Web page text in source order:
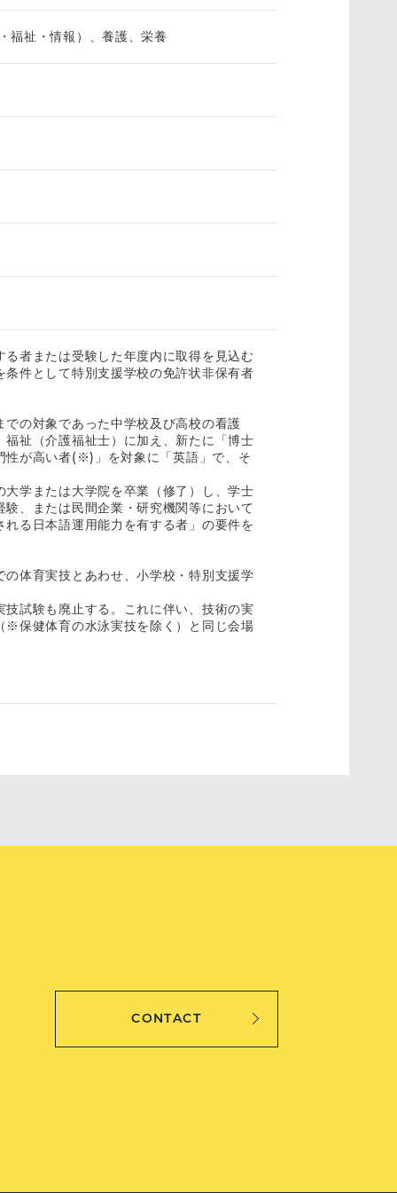
福祉・情報）、養護、栄養
者または受験した年度内に取得を見込む
件として特別支援学校の免許状非保有者
の対象であった中学校及び高校の看護
祉（介護福祉士）に加え、新たに「博士
性が高い者(※)」を対象に「英語」で、そ
学または大学院を卒業（修了）し、学士
、または民間企業・研究機関等において
る日本語運用能力を有する者」の要件を
体育実技とあわせ、小学校・特別支援学
試験も廃止する。これに伴い、技術の実
※保健体育の水泳実技を除く）と同じ会場
CONTACT